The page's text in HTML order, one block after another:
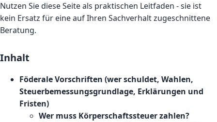
Nutzen Sie diese Seite als praktischen Leitfaden - sie ist
kein Ersatz für eine auf Ihren Sachverhalt zugeschnittene
Beratung.
Inhalt
Föderale Vorschriften (wer schuldet, Wahlen,
Steuerbemessungsgrundlage, Erklärungen und
Fristen)
Wer muss Körperschaftssteuer zahlen?